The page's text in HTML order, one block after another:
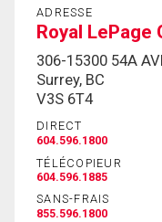
ADRESSE
Royal LePage
306-15300 54A
Surrey, BC
V3S 6T4
DIRECT
604.596.1800
TÉLÉCOPIEUR
604.596.1885
SANS-FRAIS
855.596.1800